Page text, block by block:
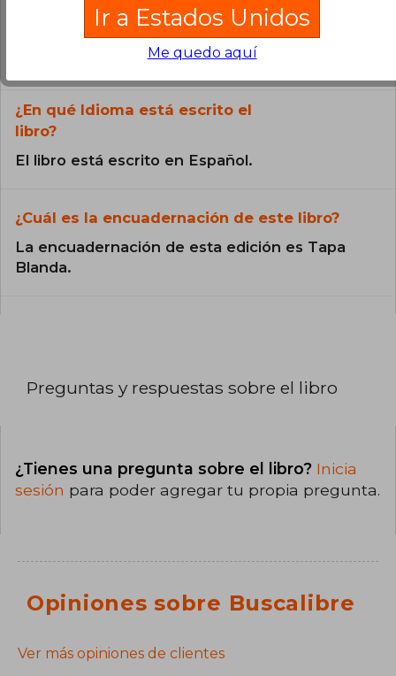
¿El libro es original?
Todos los libros de nuestro
catálogo son Originales.
¿En qué Idioma está escrito el
libro?
El libro está escrito en Español.
¿Cuál es la encuadernación de este libro?
La encuadernación de esta edición es Tapa
Blanda.
Preguntas y respuestas sobre el libro
¿Tienes una pregunta sobre el libro? Inicia
sesión para poder agregar tu propia pregunta.
Opiniones sobre Buscalibre
Ver más opiniones de clientes
Ir a Estados Unidos
Me quedo aquí